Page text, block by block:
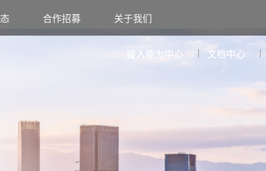
合作招募 关于我们
接入能力中心 文档中心